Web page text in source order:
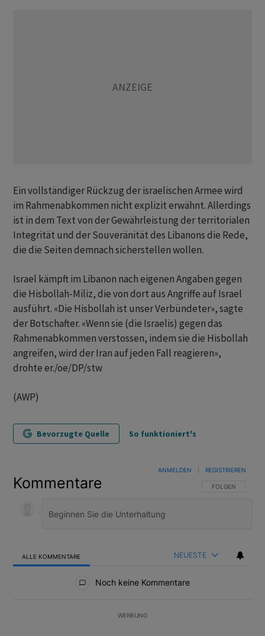
Ein vollständiger Rückzug der israelischen Armee wird
im Rahmenabkommen nicht explizit erwähnt. Allerdings
ist in dem Text von der Gewährleistung der territorialen
Integrität und der Souveränität des Libanons die Rede,
die die Seiten demnach sicherstellen wollen.
Israel kämpft im Libanon nach eigenen Angaben gegen
die Hisbollah-Miliz, die von dort aus Angriffe auf Israel
ausführt. «Die Hisbollah ist unser Verbündeter», sagte
der Botschafter. «Wenn sie (die Israelis) gegen das
Rahmenabkommen verstossen, indem sie die Hisbollah
angreifen, wird der Iran auf jeden Fall reagieren»,
drohte er./oe/DP/stw
(AWP)
Bevorzugte Quelle So funktioniert's
Kommentare FOLGE DIESER
FOLGEN
ANMELDEN REGISTRIEREN
ALLE KOMMENTARE NEUESTE
Noch keine Kommentare
WERBUNG